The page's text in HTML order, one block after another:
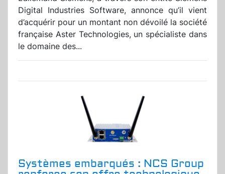
Digital Industries Software, annonce qu’il vient
d’acquérir pour un montant non dévoilé la société
française Aster Technologies, un spécialiste dans
le domaine des...
Systèmes embarqués : NCS Group